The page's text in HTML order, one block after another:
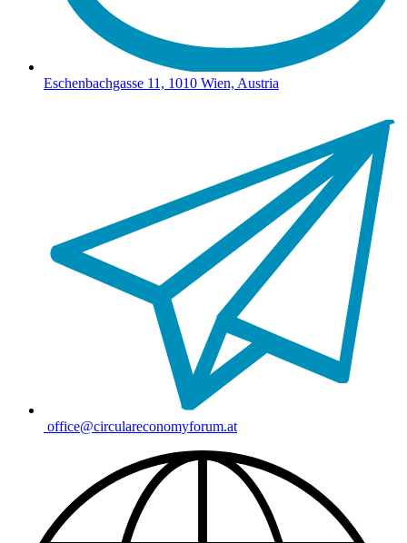
Eschenbachgasse 11, 1010 Wien, Austria
office@circulareconomyforum.at